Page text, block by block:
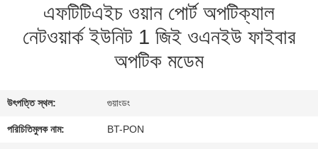
উদ্ধৃতির
জন্য
সাইট
ম্যাপ
এফটিটিএইচ ওয়ান পোর্ট অপটিক্যাল
নেটওয়ার্ক ইউনিট 1 জিই ওএনইউ ফাইবার
অপটিক মডেম
উৎপত্তি স্থল: গুয়াংডং
পরিচিতিমুলক নাম: BT-PON